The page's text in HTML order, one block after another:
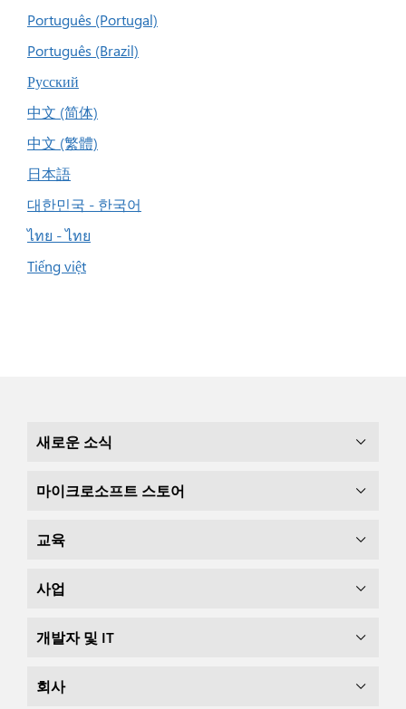
Português (Portugal)
Português (Brazil)
Русский
中文 (简体)
中文 (繁體)
日本語
대한민국 - 한국어
ไทย - ไทย
Tiếng việt
새로운 소식
마이크로소프트 스토어
교육
사업
개발자 및 IT
회사